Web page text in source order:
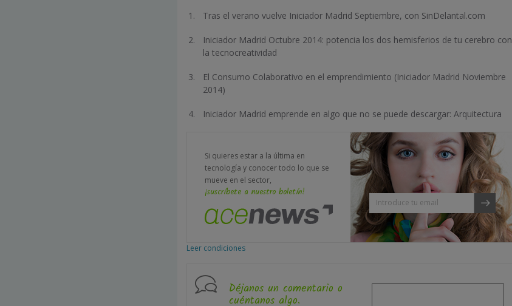
Tras el verano vuelve Iniciador Madrid Septiembre, con SinDelantal.com
Iniciador Madrid Octubre 2014: potencia los dos hemisferios de tu cerebro con
la tecnocreatividad
El Consumo Colaborativo en el emprendimiento (Iniciador Madrid Noviembre
2014)
Iniciador Madrid emprende en algo que no se puede descargar: Arquitectura
Si quieres estar a la última en
tecnología y conocer todo lo que se
mueve en el sector,
¡suscríbete a nuestro boletín!
Leer condiciones
Déjanos un comentario o
cuéntanos algo.